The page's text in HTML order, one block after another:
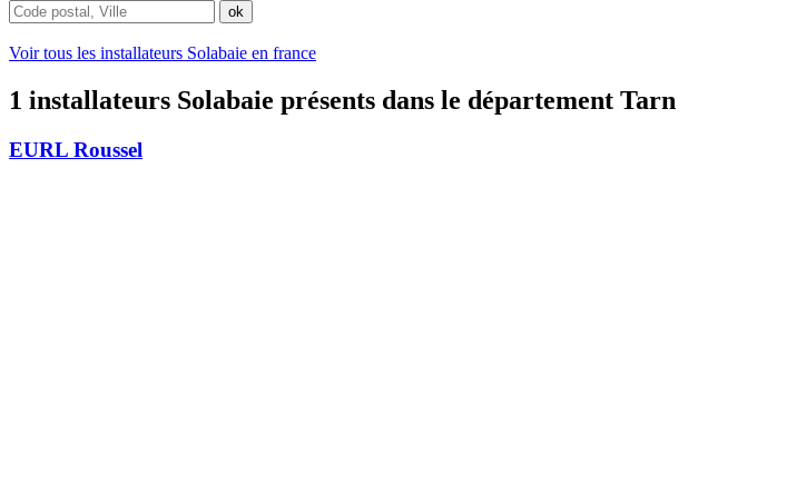
Voir tous les installateurs Solabaie en france
1 installateurs Solabaie présents dans le département Tarn
EURL Roussel